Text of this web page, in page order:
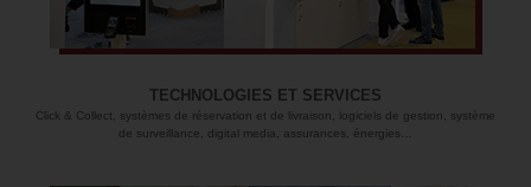
TECHNOLOGIES ET SERVICES
Click & Collect, systèmes de réservation et de livraison, logiciels de gestion, système
de surveillance, digital media, assurances, énergies…